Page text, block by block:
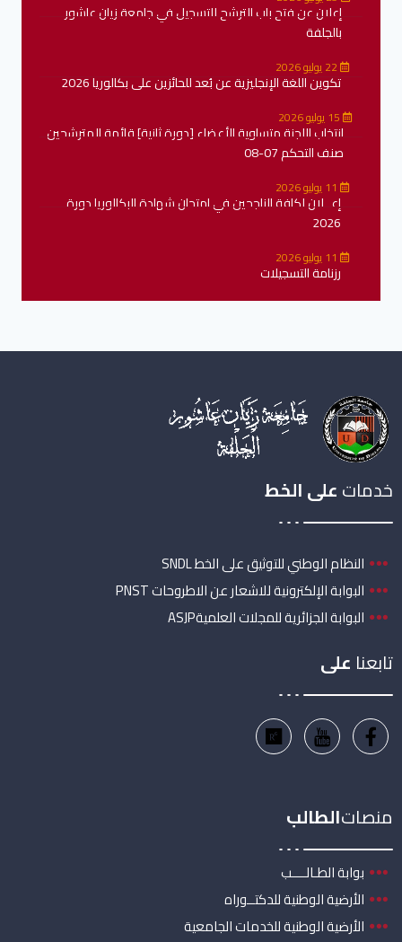
إعلان عن فتح باب الترشح للتسجيل في جامعة زيان عاشور
بالجلفة
تكوين اللغة الإنجليزية عن بُعد للحائزين على بكالوريا 2026
15 يوليو 2026
انتخاب اللجنة متساوية الأعضاء [دورة ثانية] قائمة المترشحين
صنف التحكم 07-08
11 يوليو 2026
إعــلان لكافة الناجحين في امتحان شهادة البكالوريا دورة
2026
رزنامة التسجيلات
خدماتعلى الخط
النظام الوطني للتوثيق على الخط SNDL
البوابة الإلكترونية للاشعار عن الاطروحات PNST
البوابة الجزائرية للمجلات العلميةASJP
تابعنا على
منصاتالطالب
بوابة الطـالــــب
الأرضية الوطنية للدكتــوراه
الأرضية الوطنية للخدمات الجامعية